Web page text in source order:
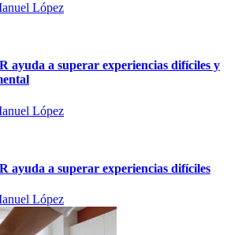
López
ayuda a superar experiencias difíciles y
López
ayuda a superar experiencias difíciles
López